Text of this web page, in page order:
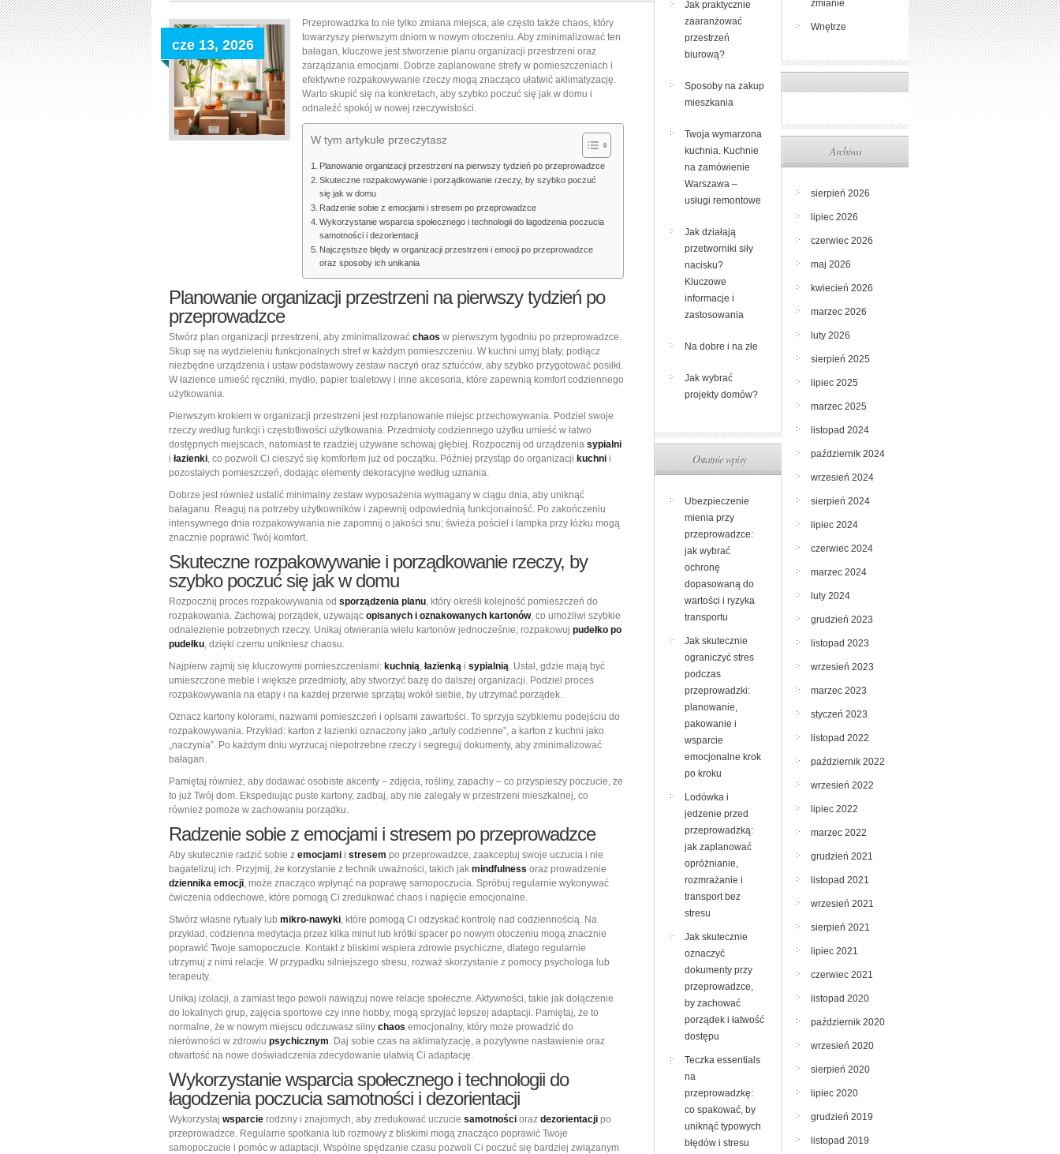
pierwszym
po
jak
zaaklimatyzować
cze 13, 2026
Przeprowadzka to nie tylko zmiana miejsca, ale często także chaos, który
towarzyszy pierwszym dniom w nowym otoczeniu. Aby zminimalizować ten
bałagan, kluczowe jest stworzenie planu organizacji przestrzeni oraz
zarządzania emocjami. Dobrze zaplanowane strefy w pomieszczeniach i
efektywne rozpakowywanie rzeczy mogą znacząco ułatwić aklimatyzację.
Warto skupić się na konkretach, aby szybko poczuć się jak w domu i
odnaleźć spokój w nowej rzeczywistości.
W tym artykule przeczytasz
Planowanie organizacji przestrzeni na pierwszy tydzień po przeprowadzce
Skuteczne rozpakowywanie i porządkowanie rzeczy, by szybko poczuć
się jak w domu
Radzenie sobie z emocjami i stresem po przeprowadzce
Wykorzystanie wsparcia społecznego i technologii do łagodzenia poczucia
samotności i dezorientacji
Najczęstsze błędy w organizacji przestrzeni i emocji po przeprowadzce
oraz sposoby ich unikania
Planowanie organizacji przestrzeni na pierwszy tydzień po
przeprowadzce
Stwórz plan organizacji przestrzeni, aby zminimalizować chaos w pierwszym tygodniu po przeprowadzce.
Skup się na wydzieleniu funkcjonalnych stref w każdym pomieszczeniu. W kuchni umyj blaty, podłącz
niezbędne urządzenia i ustaw podstawowy zestaw naczyń oraz sztućców, aby szybko przygotować posiłki.
W łazience umieść ręczniki, mydło, papier toaletowy i inne akcesoria, które zapewnią komfort codziennego
użytkowania.
Pierwszym krokiem w organizacji przestrzeni jest rozplanowanie miejsc przechowywania. Podziel swoje
rzeczy według funkcji i częstotliwości użytkowania. Przedmioty codziennego użytku umieść w łatwo
dostępnych miejscach, natomiast te rzadziej używane schowaj głębiej. Rozpocznij od urządzenia sypialni
i łazienki, co pozwoli Ci cieszyć się komfortem już od początku. Później przystąp do organizacji kuchni i
pozostałych pomieszczeń, dodając elementy dekoracyjne według uznania.
Dobrze jest również ustalić minimalny zestaw wyposażenia wymagany w ciągu dnia, aby uniknąć
bałaganu. Reaguj na potrzeby użytkowników i zapewnij odpowiednią funkcjonalność. Po zakończeniu
intensywnego dnia rozpakowywania nie zapomnij o jakości snu; świeża pościel i lampka przy łóżku mogą
znacznie poprawić Twój komfort.
Skuteczne rozpakowywanie i porządkowanie rzeczy, by
szybko poczuć się jak w domu
Rozpocznij proces rozpakowywania od sporządzenia planu, który określi kolejność pomieszczeń do
rozpakowania. Zachowaj porządek, używając opisanych i oznakowanych kartonów, co umożliwi szybkie
odnalezienie potrzebnych rzeczy. Unikaj otwierania wielu kartonów jednocześnie; rozpakowuj pudełko po
pudełku, dzięki czemu unikniesz chaosu.
Najpierw zajmij się kluczowymi pomieszczeniami: kuchnią, łazienką i sypialnią. Ustal, gdzie mają być
umieszczone meble i większe przedmioty, aby stworzyć bazę do dalszej organizacji. Podziel proces
rozpakowywania na etapy i na każdej przerwie sprzątaj wokół siebie, by utrzymać porządek.
Oznacz kartony kolorami, nazwami pomieszczeń i opisami zawartości. To sprzyja szybkiemu podejściu do
rozpakowywania. Przykład: karton z łazienki oznaczony jako „artuły codzienne”, a karton z kuchni jako
„naczynia”. Po każdym dniu wyrzucaj niepotrzebne rzeczy i segreguj dokumenty, aby zminimalizować
bałagan.
Pamiętaj również, aby dodawać osobiste akcenty – zdjęcia, rośliny, zapachy – co przyspieszy poczucie, że
to już Twój dom. Ekspediując puste kartony, zadbaj, aby nie zalegały w przestrzeni mieszkalnej, co
również pomoże w zachowaniu porządku.
Radzenie sobie z emocjami i stresem po przeprowadzce
Aby skutecznie radzić sobie z emocjami i stresem po przeprowadzce, zaakceptuj swoje uczucia i nie
bagatelizuj ich. Przyjmij, że korzystanie z technik uważności, takich jak mindfulness oraz prowadzenie
dziennika emocji, może znacząco wpłynąć na poprawę samopoczucia. Spróbuj regularnie wykonywać
ćwiczenia oddechowe, które pomogą Ci zredukować chaos i napięcie emocjonalne.
Stwórz własne rytuały lub mikro-nawyki, które pomogą Ci odzyskać kontrolę nad codziennością. Na
przykład, codzienna medytacja przez kilka minut lub krótki spacer po nowym otoczeniu mogą znacznie
poprawić Twoje samopoczucie. Kontakt z bliskimi wspiera zdrowie psychiczne, dlatego regularnie
utrzymuj z nimi relacje. W przypadku silniejszego stresu, rozważ skorzystanie z pomocy psychologa lub
terapeuty.
Unikaj izolacji, a zamiast tego powoli nawiązuj nowe relacje społeczne. Aktywności, takie jak dołączenie
do lokalnych grup, zajęcia sportowe czy inne hobby, mogą sprzyjać lepszej adaptacji. Pamiętaj, że to
normalne, że w nowym miejscu odczuwasz silny chaos emocjonalny, który może prowadzić do
nierówności w zdrowiu psychicznym. Daj sobie czas na aklimatyzację, a pozytywne nastawienie oraz
otwartość na nowe doświadczenia zdecydowanie ułatwią Ci adaptację.
Wykorzystanie wsparcia społecznego i technologii do
łagodzenia poczucia samotności i dezorientacji
Wykorzystaj wsparcie rodziny i znajomych, aby zredukować uczucie samotności oraz dezorientacji po
przeprowadzce. Regularne spotkania lub rozmowy z bliskimi mogą znacząco poprawić Twoje
samopoczucie i pomóc w adaptacji. Wspólne spędzanie czasu pozwoli Ci poczuć się bardziej związanym
Jak praktycznie
zaaranżować
przestrzeń
biurową?
Sposoby na zakup
mieszkania
Twoja wymarzona
kuchnia. Kuchnie
na zamówienie
Warszawa –
usługi remontowe
Jak działają
przetworniki siły
nacisku?
Kluczowe
informacje i
zastosowania
Na dobre i na złe
Jak wybrać
projekty domów?
Ostatnie wpisy
Ubezpieczenie
mienia przy
przeprowadzce:
jak wybrać
ochronę
dopasowaną do
wartości i ryzyka
transportu
Jak skutecznie
ograniczyć stres
podczas
przeprowadzki:
planowanie,
pakowanie i
wsparcie
emocjonalne krok
po kroku
Lodówka i
jedzenie przed
przeprowadzką:
jak zaplanować
opróżnianie,
rozmrażanie i
transport bez
stresu
Jak skutecznie
oznaczyć
dokumenty przy
przeprowadzce,
by zachować
porządek i łatwość
dostępu
Teczka essentials
na
przeprowadzkę:
co spakować, by
uniknąć typowych
błędów i stresu
zmianie
Wnętrze
Archiwa
sierpień 2026
lipiec 2026
czerwiec 2026
maj 2026
kwiecień 2026
marzec 2026
luty 2026
sierpień 2025
lipiec 2025
marzec 2025
listopad 2024
październik 2024
wrzesień 2024
sierpień 2024
lipiec 2024
czerwiec 2024
marzec 2024
luty 2024
grudzień 2023
listopad 2023
wrzesień 2023
marzec 2023
styczeń 2023
listopad 2022
październik 2022
wrzesień 2022
lipiec 2022
marzec 2022
grudzień 2021
listopad 2021
wrzesień 2021
sierpień 2021
lipiec 2021
czerwiec 2021
listopad 2020
październik 2020
wrzesień 2020
sierpień 2020
lipiec 2020
grudzień 2019
listopad 2019